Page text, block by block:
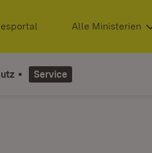
(Öffnet in neuem Fenster)
Alle Ministerien
Service